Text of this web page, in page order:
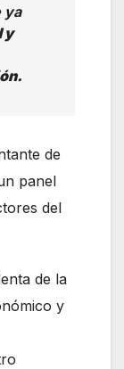
ya
y
de
panel
del
de la
y